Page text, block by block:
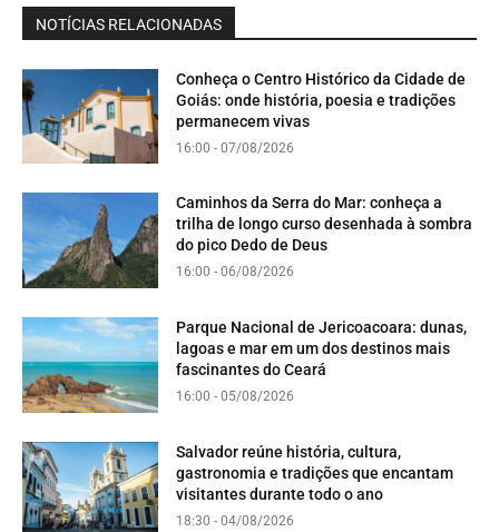
NOTÍCIAS RELACIONADAS
Conheça o Centro Histórico da Cidade de
Goiás: onde história, poesia e tradições
permanecem vivas
16:00 - 07/08/2026
Caminhos da Serra do Mar: conheça a
trilha de longo curso desenhada à sombra
do pico Dedo de Deus
16:00 - 06/08/2026
Parque Nacional de Jericoacoara: dunas,
lagoas e mar em um dos destinos mais
fascinantes do Ceará
16:00 - 05/08/2026
Salvador reúne história, cultura,
gastronomia e tradições que encantam
visitantes durante todo o ano
18:30 - 04/08/2026